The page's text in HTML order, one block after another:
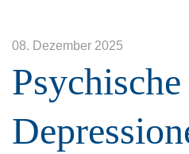
08. Dezember 2025